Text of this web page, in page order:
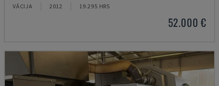
VĀCIJA 2012 19.295 HRS
52.000 €